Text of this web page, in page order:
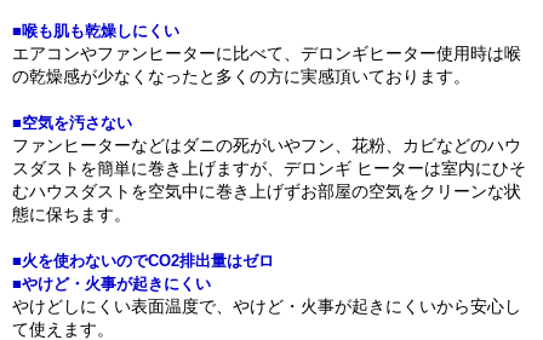
■喉も肌も乾燥しにくい
エアコンやファンヒーターに比べて、デロンギヒーター使用時は喉
の乾燥感が少なくなったと多くの方に実感頂いております。
■空気を汚さない
ファンヒーターなどはダニの死がいやフン、花粉、カビなどのハウ
スダストを簡単に巻き上げますが、デロンギ ヒーターは室内にひそ
むハウスダストを空気中に巻き上げずお部屋の空気をクリーンな状
態に保ちます。
■火を使わないのでCO2排出量はゼロ
■やけど・火事が起きにくい
やけどしにくい表面温度で、やけど・火事が起きにくいから安心し
て使えます。